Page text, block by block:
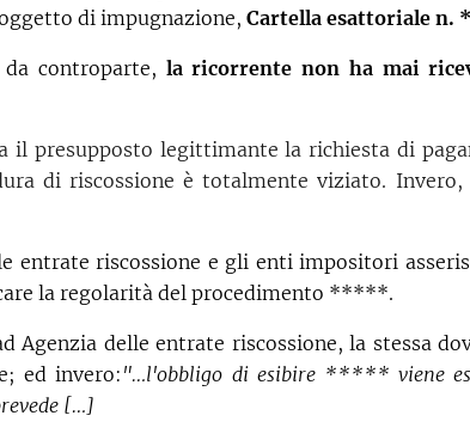
di impugnazione, Cartella esattoriale
controparte, la ricorrente non ha mai
il presupposto legittimante la richiesta di
di riscossione è totalmente viziato. Invero,
entrate riscossione e gli enti impositori
la regolarità del procedimento *****.
Agenzia delle entrate riscossione, la stessa
ed invero: "…l'obbligo di esibire ***** viene
[…]